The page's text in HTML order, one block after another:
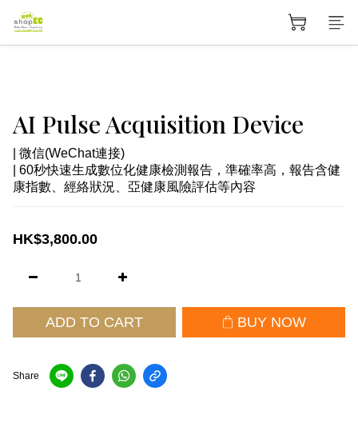
AI Pulse Acquisition Device
| 微信(WeChat連接)
| 60秒快速生成數位化健康檢測報告，準確率高，報告含健
康指數、經絡狀況、亞健康風險評估等內容
HK$3,800.00
ADD TO CART BUY NOW
Share